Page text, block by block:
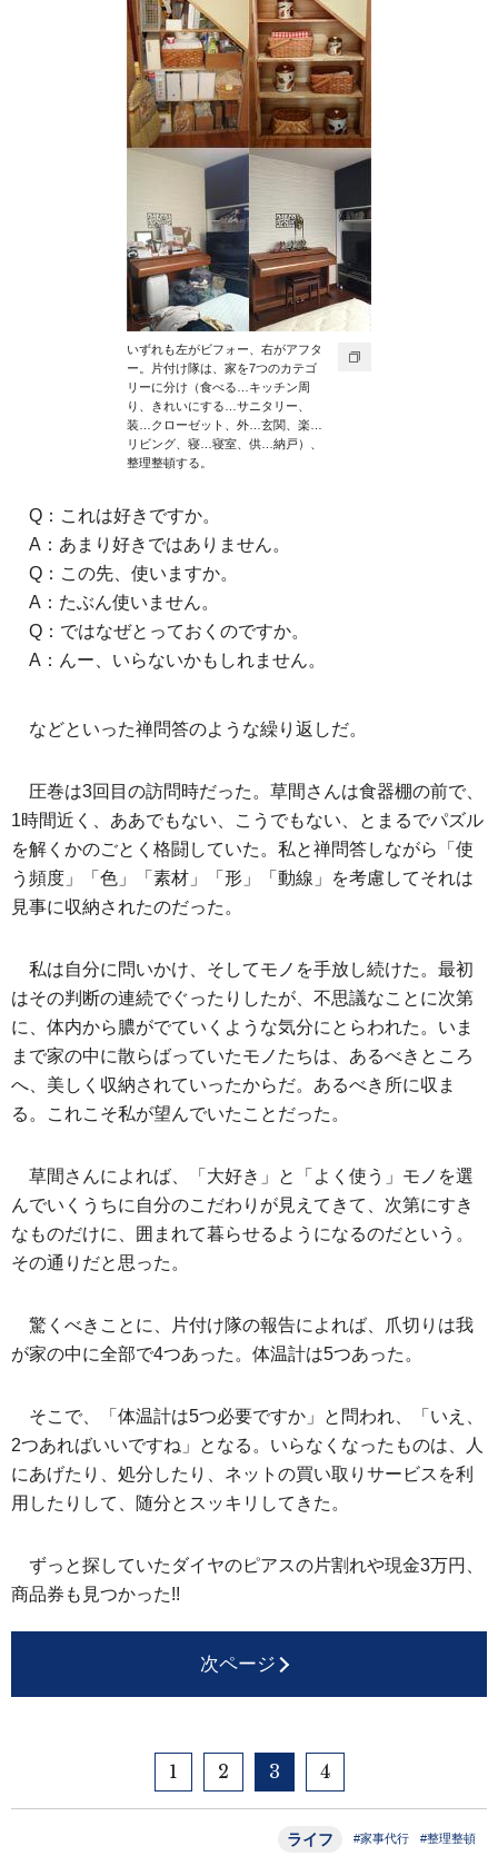
いずれも左がビフォー、右がアフタ
ー。片付け隊は、家を7つのカテゴ
リーに分け（食べる…キッチン周
り、きれいにする…サニタリー、
装…クローゼット、外…玄関、楽…
リビング、寝…寝室、供…納戸）、
整理整頓する。
Q：これは好きですか。
A：あまり好きではありません。
Q：この先、使いますか。
A：たぶん使いません。
Q：ではなぜとっておくのですか。
A：んー、いらないかもしれません。
などといった禅問答のような繰り返しだ。
圧巻は3回目の訪問時だった。草間さんは食器棚の前で、
1時間近く、ああでもない、こうでもない、とまるでパズル
を解くかのごとく格闘していた。私と禅問答しながら「使
う頻度」「色」「素材」「形」「動線」を考慮してそれは
見事に収納されたのだった。
私は自分に問いかけ、そしてモノを手放し続けた。最初
はその判断の連続でぐったりしたが、不思議なことに次第
に、体内から膿がでていくような気分にとらわれた。いま
まで家の中に散らばっていたモノたちは、あるべきところ
へ、美しく収納されていったからだ。あるべき所に収ま
る。これこそ私が望んでいたことだった。
草間さんによれば、「大好き」と「よく使う」モノを選
んでいくうちに自分のこだわりが見えてきて、次第にすき
なものだけに、囲まれて暮らせるようになるのだという。
その通りだと思った。
驚くべきことに、片付け隊の報告によれば、爪切りは我
が家の中に全部で4つあった。体温計は5つあった。
そこで、「体温計は5つ必要ですか」と問われ、「いえ、
2つあればいいですね」となる。いらなくなったものは、人
にあげたり、処分したり、ネットの買い取りサービスを利
用したりして、随分とスッキリしてきた。
ずっと探していたダイヤのピアスの片割れや現金3万円、
商品券も見つかった!!
次ページ
1 2 3 4
ライフ #家事代行 #整理整頓